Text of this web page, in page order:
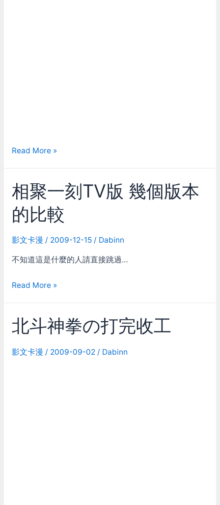
Macross
娘
CM
Read More »
相聚一刻TV版 幾個版本
的比較
影文卡漫 / 2009-12-15 / Dabinn
不知道這是什麼的人請直接跳過…
相
刻
TV
版
幾
Read More »
北斗神拳の打完收工
影文卡漫 / 2009-09-02 / Dabinn